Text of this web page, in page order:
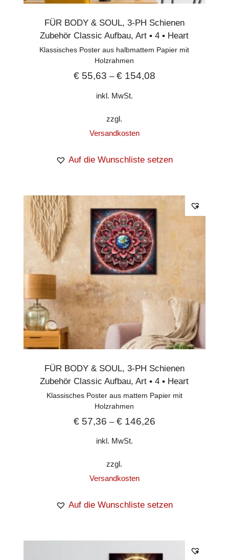
FÜR BODY & SOUL, 3-PH Schienen
Zubehör Classic Aufbau,Art ▪︎ 4 ▪︎ Heart
Klassisches Poster aus halbmattem Papier mit
Holzrahmen
€55,63 – €154,08
inkl. MwSt.
zzgl.
Versandkosten
Auf die Wunschliste setzen
FÜR BODY & SOUL, 3-PH Schienen
Zubehör Classic Aufbau,Art ▪︎ 4 ▪︎ Heart
Klassisches Poster aus mattem Papier mit
Holzrahmen
€57,36 – €146,26
inkl. MwSt.
zzgl.
Versandkosten
Auf die Wunschliste setzen